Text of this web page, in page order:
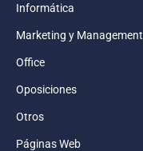
Informática
Marketing y Management
Office
Oposiciones
Otros
Páginas Web